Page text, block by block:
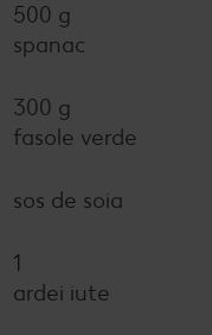
500 g
spanac
300 g
fasole verde
sos de soia
1
ardei iute